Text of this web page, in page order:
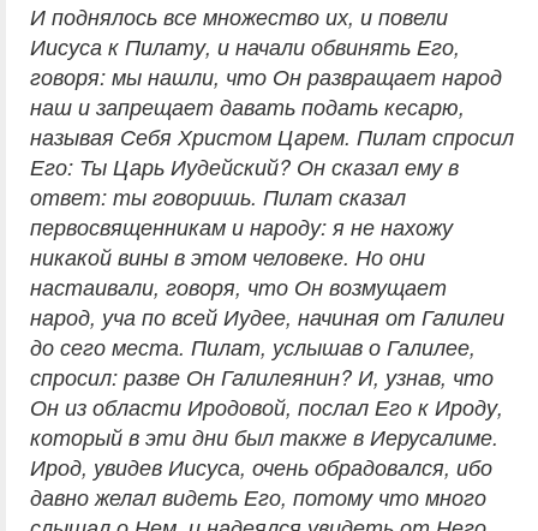
И поднялось все множество их, и повели
Иисуса к Пилату, и начали обвинять Его,
говоря: мы нашли, что Он развращает народ
наш и запрещает давать подать кесарю,
называя Себя Христом Царем. Пилат спросил
Его: Ты Царь Иудейский? Он сказал ему в
ответ: ты говоришь. Пилат сказал
первосвященникам и народу: я не нахожу
никакой вины в этом человеке. Но они
настаивали, говоря, что Он возмущает
народ, уча по всей Иудее, начиная от Галилеи
до сего места. Пилат, услышав о Галилее,
спросил: разве Он Галилеянин? И, узнав, что
Он из области Иродовой, послал Его к Ироду,
который в эти дни был также в Иерусалиме.
Ирод, увидев Иисуса, очень обрадовался, ибо
давно желал видеть Его, потому что много